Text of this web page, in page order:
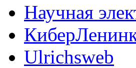
Научная
Ulrichsweb